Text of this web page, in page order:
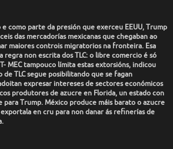
como parte da presión que exerceu EEUU, Trump
das mercadorías mexicanas que chegaban ao
maiores controis migratorios na fronteira. Esa
non escrita dos TLC: o libre comercio é só
MEC tampouco límita estas extorsións, indicou
de TLC segue posibilitando que se fagan
expresar intereses de sectores económicos
produtores de azucre en Florida, un estado con
Trump. México produce máis barato o azucre
en cru para non danar ás refinerías de